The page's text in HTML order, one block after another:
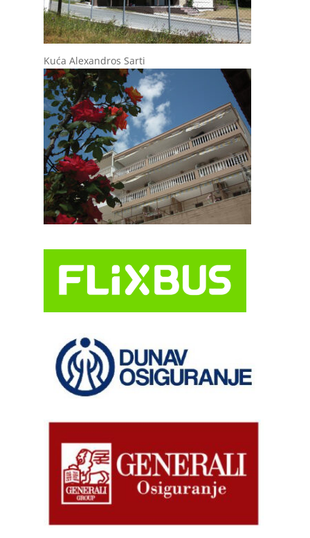
Kuća Alexandros Sarti